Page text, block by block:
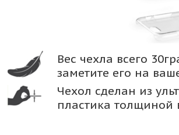
Вес чехла всего
заметите его на
Чехол сделан из
пластика толщиной